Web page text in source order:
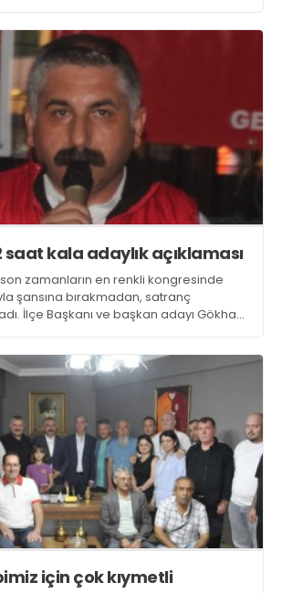
Sandığa 72 saat kala adaylık açıklaması
zamanların en renkli kongresinde
şansına bırakmadan, satranç
İlçe Başkanı ve başkan adayı Gökhan
için çok kıymetli